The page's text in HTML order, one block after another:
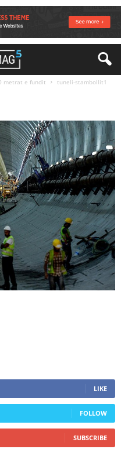
metrat e fundit tuneli-stambollit1
LIKE
FOLLOW
SUBSCRIBE